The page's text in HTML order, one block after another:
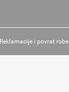
Reklamacije i povrat robe